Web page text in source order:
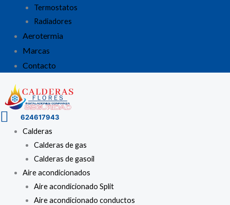
Termostatos
Radiadores
Aerotermia
Marcas
Contacto
624617943
Calderas
Calderas de gas
Calderas de gasoil
Aire acondicionados
Aire acondicionado Split
Aire acondicionado conductos